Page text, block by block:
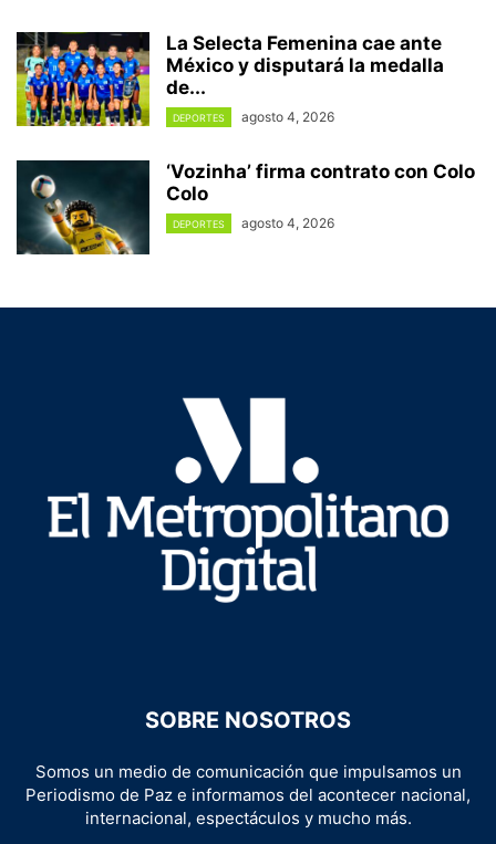
La Selecta Femenina cae ante
México y disputará la medalla
de...
DEPORTES agosto 4, 2026
‘Vozinha’ firma contrato con Colo
Colo
DEPORTES agosto 4, 2026
SOBRE NOSOTROS
Somos un medio de comunicación que impulsamos un
Periodismo de Paz e informamos del acontecer nacional,
internacional, espectáculos y mucho más.